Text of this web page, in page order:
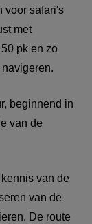
voor safari's
met
pk en zo
beginnend in
van de
van de
van de
De route